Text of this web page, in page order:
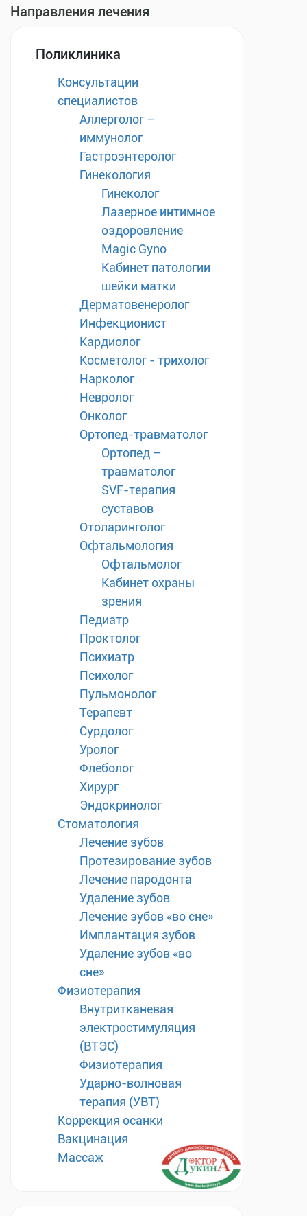
Направления лечения
Поликлиника
Консультации
специалистов
Аллерголог –
иммунолог
Гастроэнтеролог
Гинекология
Гинеколог
Лазерное интимное
оздоровление
Magic Gyno
Кабинет патологии
шейки матки
Дерматовенеролог
Инфекционист
Кардиолог
Косметолог - трихолог
Нарколог
Невролог
Онколог
Ортопед-травматолог
Ортопед –
травматолог
SVF-терапия
суставов
Отоларинголог
Офтальмология
Офтальмолог
Кабинет охраны
зрения
Педиатр
Проктолог
Психиатр
Психолог
Пульмонолог
Терапевт
Сурдолог
Уролог
Флеболог
Хирург
Эндокринолог
Стоматология
Лечение зубов
Протезирование зубов
Лечение пародонта
Удаление зубов
Лечение зубов «во сне»
Имплантация зубов
Удаление зубов «во
сне»
Физиотерапия
Внутритканевая
электростимуляция
(ВТЭС)
Физиотерапия
Ударно-волновая
терапия (УВТ)
Коррекция осанки
Вакцинация
Массаж